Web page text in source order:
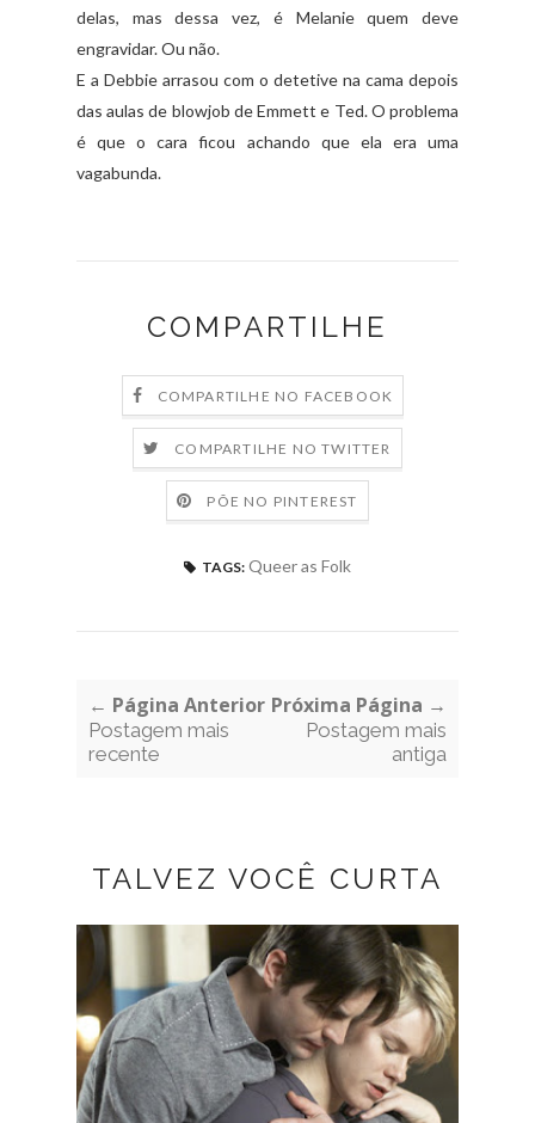
delas, mas dessa vez, é Melanie quem deve
engravidar. Ou não.
E a Debbie arrasou com o detetive na cama depois
das aulas de blowjob de Emmett e Ted. O problema
é que o cara ficou achando que ela era uma
vagabunda.
COMPARTILHE
COMPARTILHE NO FACEBOOK
COMPARTILHE NO TWITTER
PÕE NO PINTEREST
TAGS: Queer as Folk
← Página Anterior
Postagem mais
recente
Próxima Página →
Postagem mais
antiga
TALVEZ VOCÊ CURTA